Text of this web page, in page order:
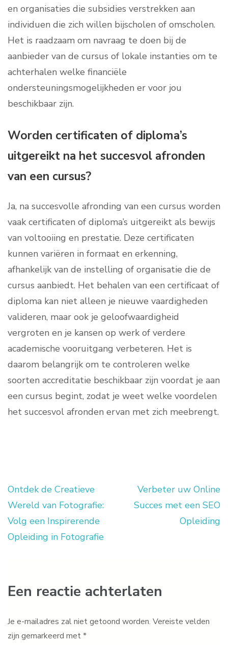
en organisaties die subsidies verstrekken aan
individuen die zich willen bijscholen of omscholen.
Het is raadzaam om navraag te doen bij de
aanbieder van de cursus of lokale instanties om te
achterhalen welke financiële
ondersteuningsmogelijkheden er voor jou
beschikbaar zijn.
Worden certificaten of diploma’s
uitgereikt na het succesvol afronden
van een cursus?
Ja, na succesvolle afronding van een cursus worden
vaak certificaten of diploma’s uitgereikt als bewijs
van voltooiing en prestatie. Deze certificaten
kunnen variëren in formaat en erkenning,
afhankelijk van de instelling of organisatie die de
cursus aanbiedt. Het behalen van een certificaat of
diploma kan niet alleen je nieuwe vaardigheden
valideren, maar ook je geloofwaardigheid
vergroten en je kansen op werk of verdere
academische vooruitgang verbeteren. Het is
daarom belangrijk om te controleren welke
soorten accreditatie beschikbaar zijn voordat je aan
een cursus begint, zodat je weet welke voordelen
het succesvol afronden ervan met zich meebrengt.
Berichtnavigatie
Ontdek de Creatieve
Wereld van Fotografie:
Volg een Inspirerende
Opleiding in Fotografie
Verbeter uw Online
Succes met een SEO
Opleiding
Een reactie achterlaten
Je e-mailadres zal niet getoond worden. Vereiste velden
zijn gemarkeerd met*